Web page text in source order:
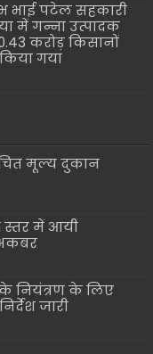
भाई पटेल सहकारी
में गन्ना उत्पादक
करोड़ किसानों
गया
मूल्य दुकान
स्तर में आयी
अकबर
नियंत्रण के लिए
जारी